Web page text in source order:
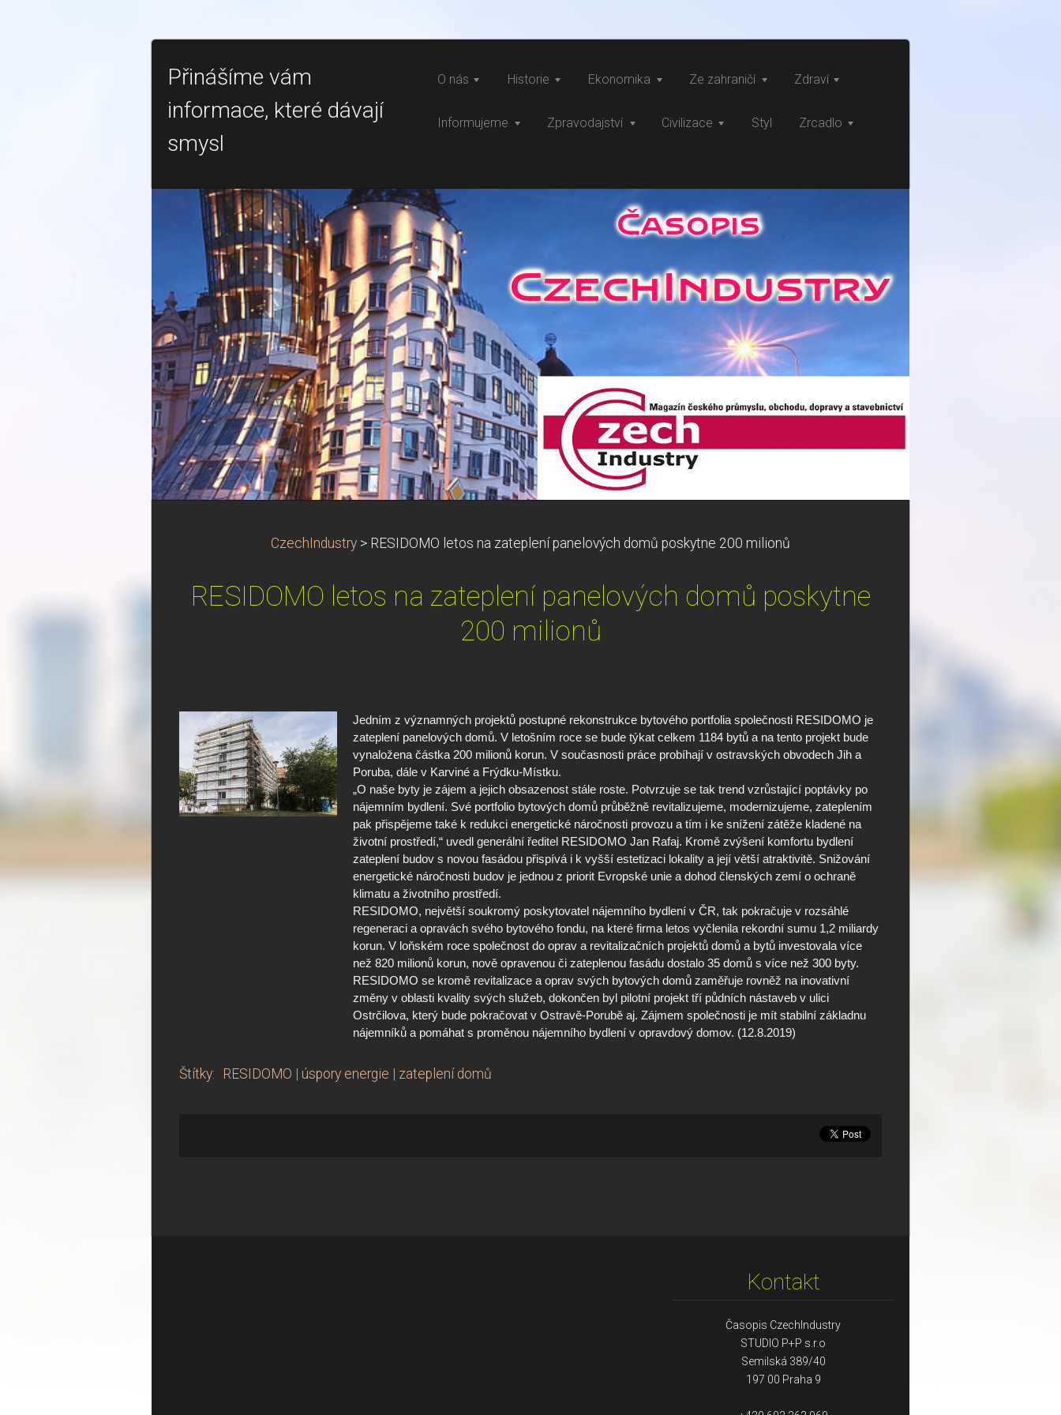
Přinášíme vám
informace, které dávají
smysl
O nás Historie Ekonomika Ze zahraničí Zdraví
Informujeme Zpravodajství Civilizace Styl Zrcadlo
CzechIndustry > RESIDOMO letos na zateplení panelových domů poskytne 200 milionů
RESIDOMO letos na zateplení panelových domů poskytne
200 milionů
Jedním z významných projektů postupné rekonstrukce bytového portfolia společnosti RESIDOMO je
zateplení panelových domů. V letošním roce se bude týkat celkem 1184 bytů a na tento projekt bude
vynaložena částka 200 milionů korun. V současnosti práce probíhají v ostravských obvodech Jih a
Poruba, dále v Karviné a Frýdku-Místku.
„O naše byty je zájem a jejich obsazenost stále roste. Potvrzuje se tak trend vzrůstající poptávky po
nájemním bydlení. Své portfolio bytových domů průběžně revitalizujeme, modernizujeme, zateplením
pak přispějeme také k redukci energetické náročnosti provozu a tím i ke snížení zátěže kladené na
životní prostředí,“ uvedl generální ředitel RESIDOMO Jan Rafaj. Kromě zvýšení komfortu bydlení
zateplení budov s novou fasádou přispívá i k vyšší estetizaci lokality a její větší atraktivitě. Snižování
energetické náročnosti budov je jednou z priorit Evropské unie a dohod členských zemí o ochraně
klimatu a životního prostředí.
RESIDOMO, největší soukromý poskytovatel nájemního bydlení v ČR, tak pokračuje v rozsáhlé
regeneraci a opravách svého bytového fondu, na které firma letos vyčlenila rekordní sumu 1,2 miliardy
korun. V loňském roce společnost do oprav a revitalizačních projektů domů a bytů investovala více
než 820 milionů korun, nově opravenou či zateplenou fasádu dostalo 35 domů s více než 300 byty.
RESIDOMO se kromě revitalizace a oprav svých bytových domů zaměřuje rovněž na inovativní
změny v oblasti kvality svých služeb, dokončen byl pilotní projekt tří půdních nástaveb v ulici
Ostrčilova, který bude pokračovat v Ostravě-Porubě aj. Zájmem společnosti je mít stabilní základnu
nájemníků a pomáhat s proměnou nájemního bydlení v opravdový domov. (12.8.2019)
Štítky: RESIDOMO úspory energie zateplení domů
Kontakt
Časopis CzechIndustry
STUDIO P+P s.r.o
Semilská 389/40
197 00 Praha 9